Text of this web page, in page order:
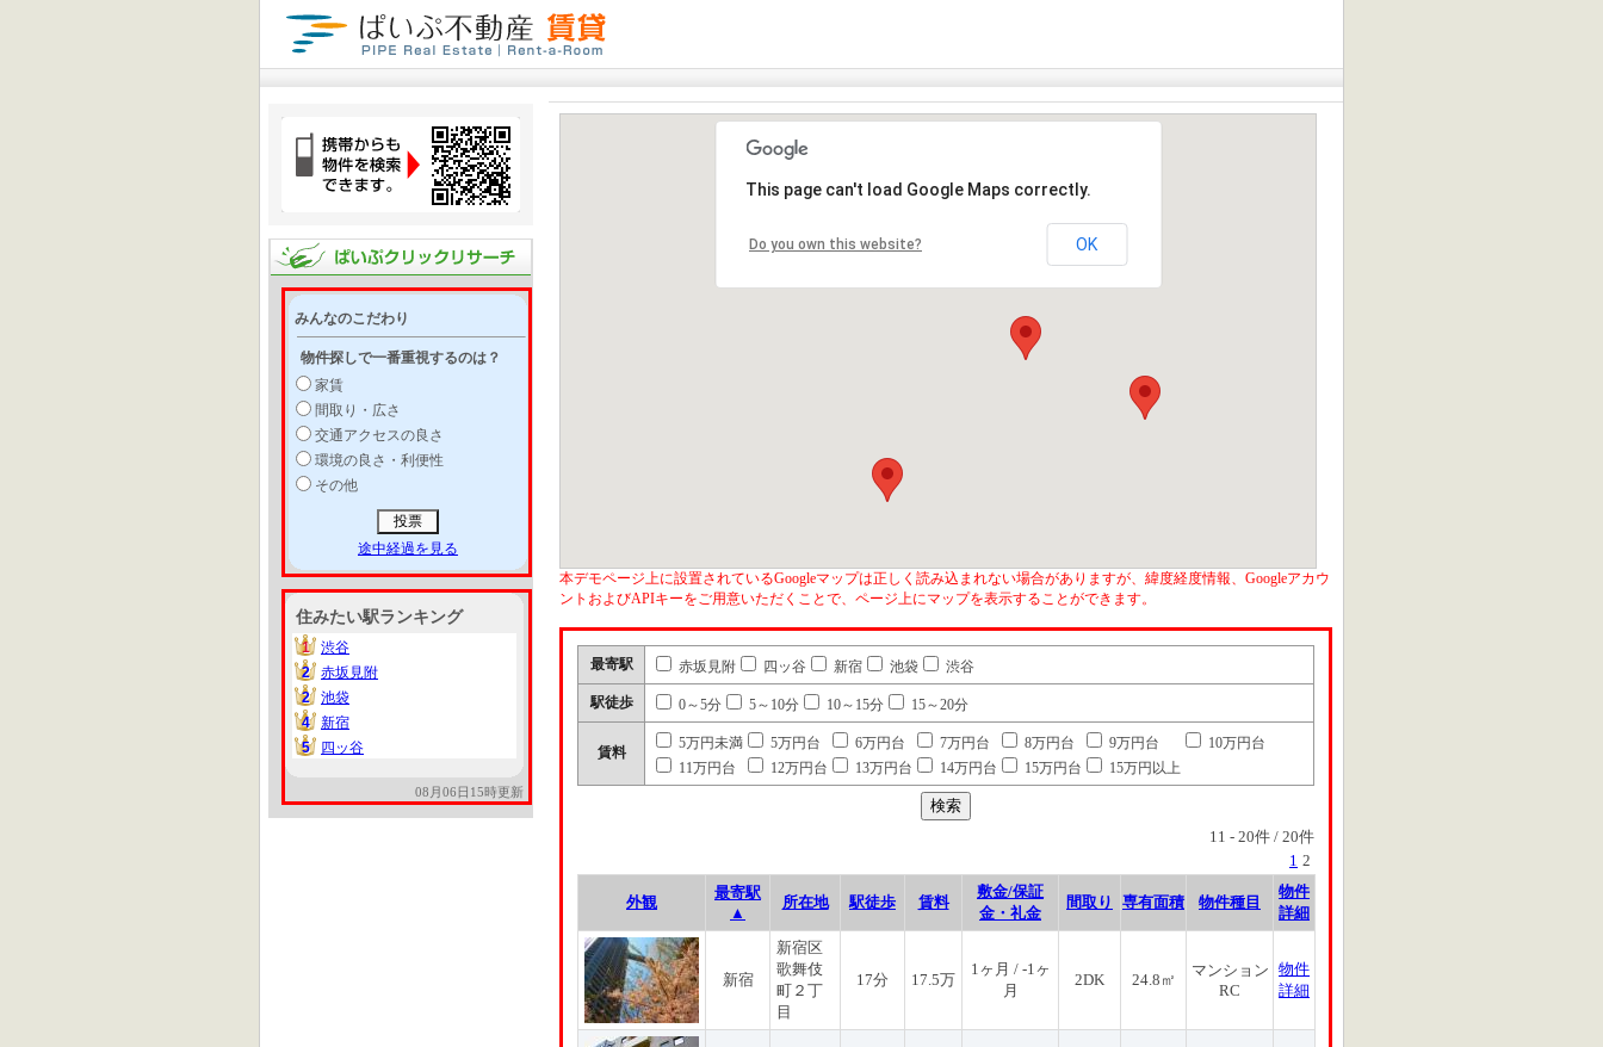
みんなのこだわり
物件探しで一番重視するのは？
家賃
間取り・広さ
交通アクセスの良さ
環境の良さ・利便性
その他
途中経過を見る
住みたい駅ランキング
1
1
渋谷
2
2
赤坂見附
2
2
池袋
4
4
新宿
5
5 四ッ谷
08月06日15時更新
This page can't load Google Maps correctly.
Do you own this website? OK
本デモページ上に設置されているGoogleマップは正しく読み込まれない場合がありますが、緯度経度情報、Googleアカウ
ントおよびAPIキーをご用意いただくことで、ページ上にマップを表示することができます。
最寄駅 赤坂見附 四ッ谷 新宿 池袋 渋谷
駅徒歩 0～5分 5～10分 10～15分 15～20分
賃料
5万円未満 5万円台 6万円台 7万円台 8万円台 9万円台
10万円台
11万円台
12万円台 13万円台 14万円台 15万円台 15万円以上
11 - 20件 / 20件
1 2
外観
最寄駅
▲
所在地 駅徒歩 賃料
敷金/保証
金・礼金
間取り 専有面積 物件種目
物件
詳細
新宿
新宿区
歌舞伎
町２丁
目
17分 17.5万
1ヶ月 / -1ヶ
月
2DK 24.8㎡
マンション
RC
物件
詳細